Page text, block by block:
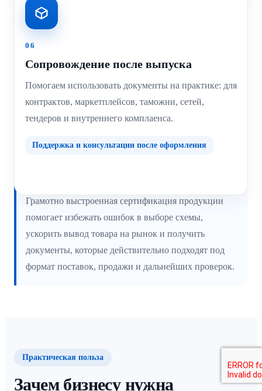
06
Сопровождение после выпуска
Помогаем использовать документы на практике: для
контрактов, маркетплейсов, таможни, сетей,
тендеров и внутреннего комплаенса.
Поддержка и консультации после оформления
Грамотно выстроенная сертификация продукции
помогает избежать ошибок в выборе схемы,
ускорить вывод товара на рынок и получить
документы, которые действительно подходят под
формат поставок, продажи и дальнейших проверок.
Практическая польза
Зачем бизнесу нужна